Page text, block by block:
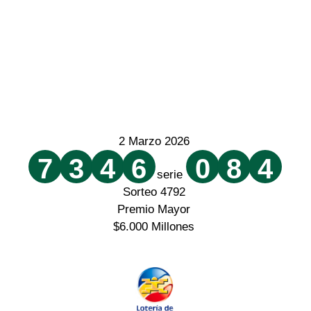
2 Marzo 2026
7 3 4 6 serie 0 8 4
Sorteo 4792
Premio Mayor
$6.000 Millones